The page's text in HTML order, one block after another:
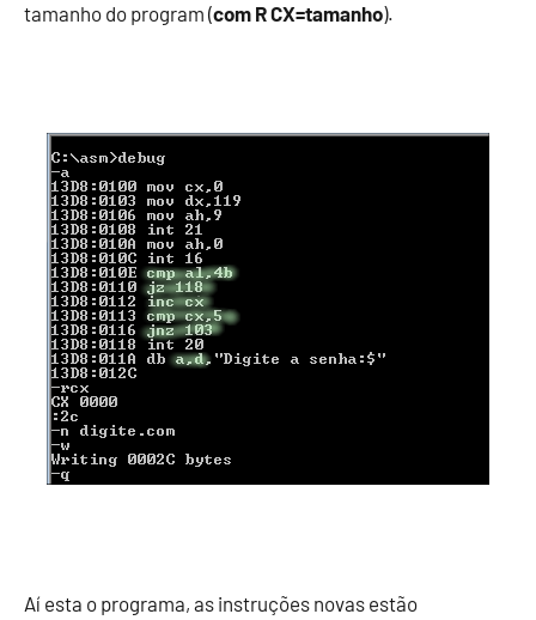
tamanho do program (com R CX=tamanho).
Aí esta o programa, as instruções novas estão